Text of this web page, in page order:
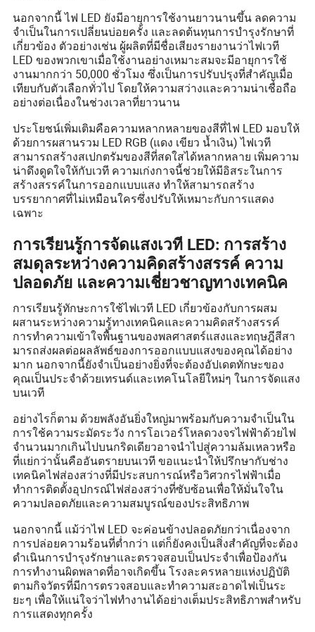
นอกจากนี้ ไฟ LED ยังมีอายุการใช้งานยาวนานขึ้น ลดความ
จำเป็นในการเปลี่ยนบ่อยครั้ง และลดต้นทุนการบำรุงรักษาที่
เกี่ยวข้อง ตัวอย่างเช่น ผู้ผลิตที่มีชื่อเสียงรายงานว่าไฟเวที
LED ของพวกเขาเมื่อใช้งานอย่างเหมาะสมจะมีอายุการใช้
งานมากกว่า 50,000 ชั่วโมง ซึ่งเป็นการปรับปรุงที่สำคัญเมื่อ
เทียบกับตัวเลือกทั่วไป โดยให้ความสว่างและความน่าเชื่อถือ
อย่างต่อเนื่องในช่วงเวลาที่ยาวนาน
ประโยชน์เพิ่มเติมคือความหลากหลายของสีที่ไฟ LED มอบให้
ด้วยการผสานรวม LED RGB (แดง เขียว น้ำเงิน) ไฟเวที
สามารถสร้างสเปกตรัมของสีที่สดใสได้หลากหลาย เพิ่มความ
น่าดึงดูดใจให้กับเวที ความเก่งกาจนี้ช่วยให้มีอิสระในการ
สร้างสรรค์ในการออกแบบแสง ทำให้สามารถสร้าง
บรรยากาศที่ไม่เหมือนใครซึ่งปรับให้เหมาะกับการแสดง
เฉพาะ
การเรียนรู้การจัดแสงเวที LED: การสร้าง
สมดุลระหว่างความคิดสร้างสรรค์ ความ
ปลอดภัย และความเชี่ยวชาญทางเทคนิค
การเรียนรู้ทักษะการใช้ไฟเวที LED เกี่ยวข้องกับการผสม
ผสานระหว่างความรู้ทางเทคนิคและความคิดสร้างสรรค์
การทำความเข้าใจพื้นฐานของพลศาสตร์แสงและทฤษฎีสีสา
มารถส่งผลต่อผลลัพธ์ของการออกแบบแสงของคุณได้อย่าง
มาก นอกจากนี้ยังจำเป็นอย่างยิ่งที่จะต้องอัปเดตทักษะของ
คุณเป็นประจำด้วยเทรนด์และเทคโนโลยีใหม่ๆ ในการจัดแสง
บนเวที
อย่างไรก็ตาม ด้วยพลังอันยิ่งใหญ่มาพร้อมกับความจำเป็นใน
การใช้ความระมัดระวัง การโอเวอร์โหลดวงจรไฟฟ้าด้วยไฟ
จำนวนมากเกินไปบนกริดเดียวอาจนำไปสู่ความล้มเหลวหรือ
ที่แย่กว่านั้นคืออันตรายบนเวที ขอแนะนำให้ปรึกษากับช่าง
เทคนิคไฟส่องสว่างที่มีประสบการณ์หรือวิศวกรไฟฟ้าเมื่อ
ทำการติดตั้งอุปกรณ์ไฟส่องสว่างที่ซับซ้อนเพื่อให้มั่นใจใน
ความปลอดภัยและความสมบูรณ์ของประสิทธิภาพ
นอกจากนี้ แม้ว่าไฟ LED จะค่อนข้างปลอดภัยกว่าเนื่องจาก
การปล่อยความร้อนที่ต่ำกว่า แต่ก็ยังคงเป็นสิ่งสำคัญที่จะต้อง
ดำเนินการบำรุงรักษาและตรวจสอบเป็นประจำเพื่อป้องกัน
การทำงานผิดพลาดที่อาจเกิดขึ้น โรงละครหลายแห่งปฏิบัติ
ตามกิจวัตรที่มีการตรวจสอบและทำความสะอาดไฟเป็นระ
ยะๆ เพื่อให้แน่ใจว่าไฟทำงานได้อย่างเต็มประสิทธิภาพสำหรับ
การแสดงทุกครั้ง